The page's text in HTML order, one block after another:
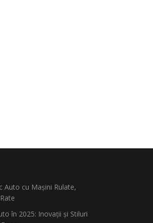
Auto cu Mașini Rulate,
în 2025: Inovații și Stiluri